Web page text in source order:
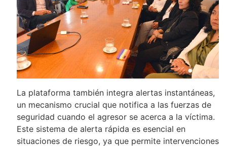
La plataforma también integra alertas instantáneas,
un mecanismo crucial que notifica a las fuerzas de
seguridad cuando el agresor se acerca a la víctima.
Este sistema de alerta rápida es esencial en
situaciones de riesgo, ya que permite intervenciones